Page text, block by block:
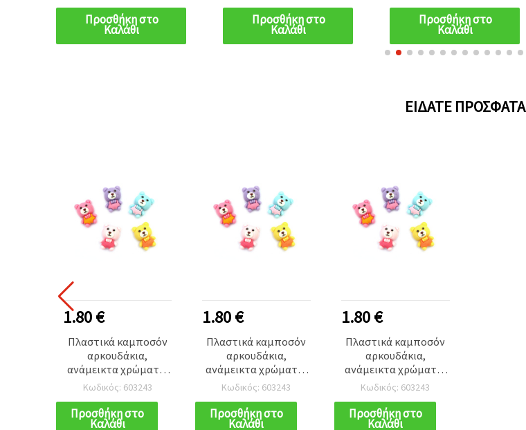
Προσθήκη στο
Καλάθι
Προσθήκη στο
Καλάθι
Προσθήκη στο
Καλάθι
ΕΊΔΑΤΕ ΠΡΌΣΦΑΤΑ
1.80 €
Πλαστικά καμποσόν
αρκουδάκια,
ανάμεικτα χρώματα,
2,5x1 εκ. - Σετ 10 τεμ.
Κωδικός: 603243
Προσθήκη στο
Καλάθι
1.80 €
Πλαστικά καμποσόν
αρκουδάκια,
ανάμεικτα χρώματα,
2,5x1 εκ. - Σετ 10 τεμ.
Κωδικός: 603243
Προσθήκη στο
Καλάθι
1.80 €
Πλαστικά καμποσόν
αρκουδάκια,
ανάμεικτα χρώματα,
2,5x1 εκ. - Σετ 10 τεμ.
Κωδικός: 603243
Προσθήκη στο
Καλάθι